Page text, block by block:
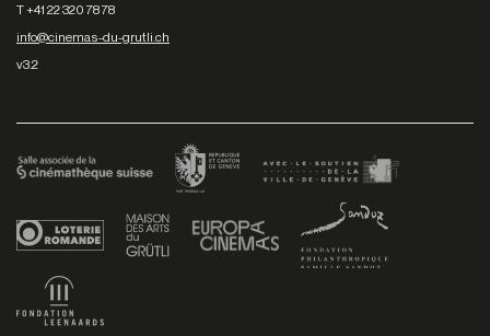
T +41 22 320 78 78
info@cinemas-du-grutli.ch
v3.2